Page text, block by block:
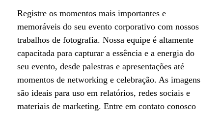
Registre os momentos mais importantes e
memoráveis do seu evento corporativo com nossos
trabalhos de fotografia. Nossa equipe é altamente
capacitada para capturar a essência e a energia do
seu evento, desde palestras e apresentações até
momentos de networking e celebração. As imagens
são ideais para uso em relatórios, redes sociais e
materiais de marketing. Entre em contato conosco